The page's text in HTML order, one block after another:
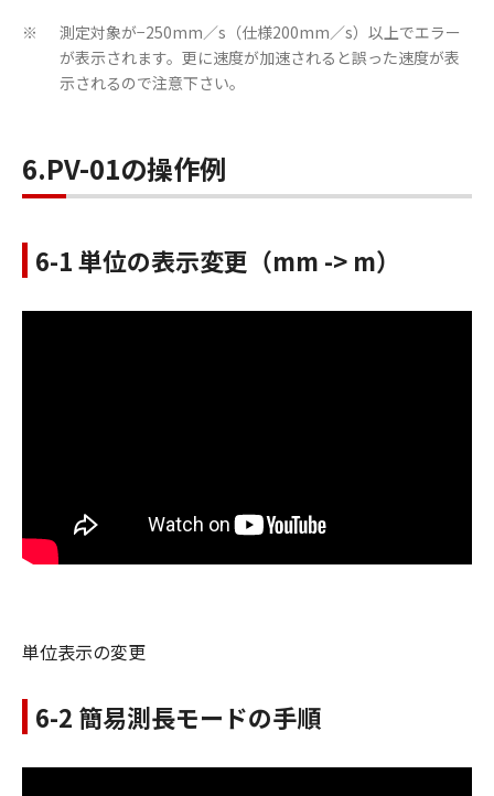
※
測定対象が−250mm／s（仕様200mm／s）以上でエラー
が表示されます。更に速度が加速されると誤った速度が表
示されるので注意下さい。
6.PV-01の操作例
6-1 単位の表示変更（mm -> m）
単位表示の変更
6-2 簡易測長モードの手順